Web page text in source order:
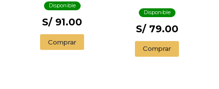
Disponible
S/ 91.00
Comprar
Disponible
S/ 79.00
Comprar